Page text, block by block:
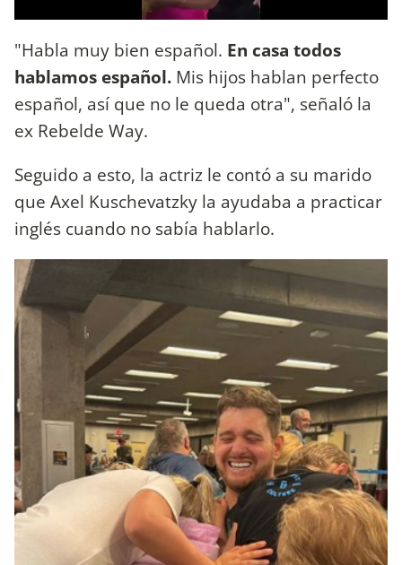
"Habla muy bien español. En casa todos
hablamos español. Mis hijos hablan perfecto
español, así que no le queda otra", señaló la
ex Rebelde Way.
Seguido a esto, la actriz le contó a su marido
que Axel Kuschevatzky la ayudaba a practicar
inglés cuando no sabía hablarlo.